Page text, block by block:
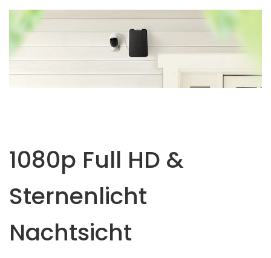
1080p Full HD &
Sternenlicht
Nachtsicht